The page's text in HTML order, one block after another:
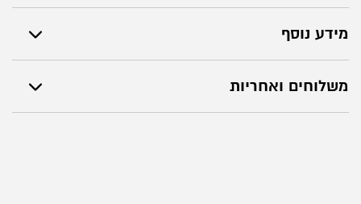
מידע נוסף
משלוחים ואחריות